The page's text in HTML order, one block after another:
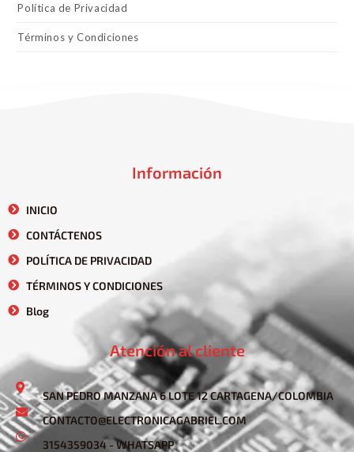
Política de Privacidad
Términos y Condiciones
Información
INICIO
CONTÁCTENOS
POLÍTICA DE PRIVACIDAD
TÉRMINOS Y CONDICIONES
Blog
Atención al cliente
SAN PEDRO MANZANA 6 LOTE 12 CARTAGENA/COLOMBIA
CONTACTO@ELECTRONICAGABRIEL.COM
3154359034 - WHATSAPP